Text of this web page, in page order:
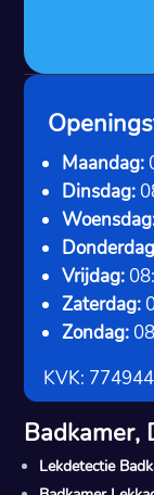
Maandag:
Dinsdag:
Vrijdag:
Zaterdag:
Zondag:
KVK:
Badkamer,
Lekdetectie